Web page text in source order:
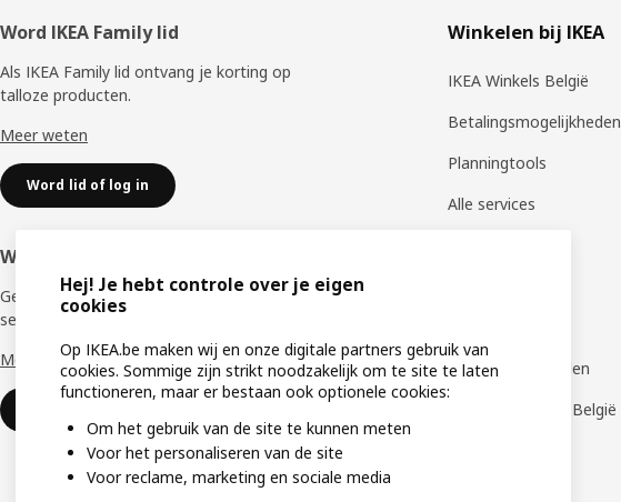
Voettekst
Word IKEA Family lid
Als IKEA Family lid ontvang je korting op
talloze producten.
Meer weten
Word lid of log in
Word IKEA Business Network lid
Geniet van een aantal unieke voordelen en
services die je bedrijf vooruithelpen. ​
Meer weten
Winkelen bij IKEA
IKEA Winkels België
Betalingsmogelijkheden
Planningtools
Alle services
Montage meubelen
Cadeaubon IKEA België
Hej! Je hebt controle over je eigen
cookies
Op IKEA.be maken wij en onze digitale partners gebruik van
cookies. Sommige zijn strikt noodzakelijk om te site te laten
functioneren, maar er bestaan ook optionele cookies:
Om het gebruik van de site te kunnen meten
Voor het personaliseren van de site
Voor reclame, marketing en sociale media